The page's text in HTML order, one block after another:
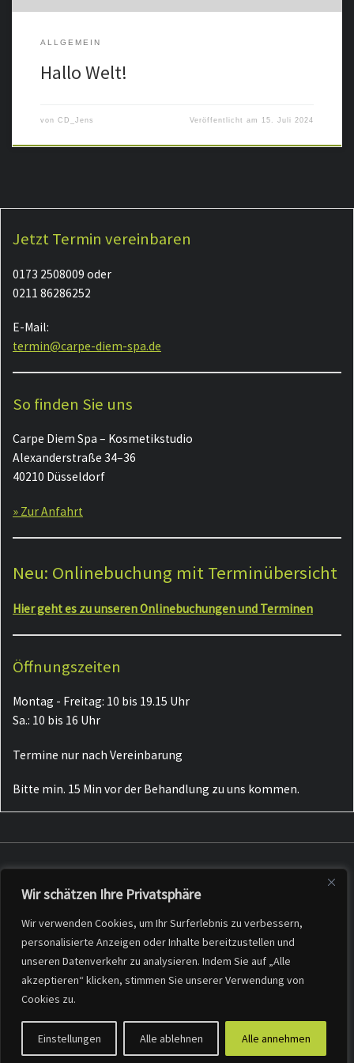
Wir schätzen Ihre Privatsphäre
Wir verwenden Cookies, um Ihr Surferlebnis zu verbessern,
personalisierte Anzeigen oder Inhalte bereitzustellen und
unseren Datenverkehr zu analysieren. Indem Sie auf „Alle
akzeptieren“ klicken, stimmen Sie unserer Verwendung von
Cookies zu.
Einstellungen Alle ablehnen Alle annehmen
ALLGEMEIN
Hallo Welt!
von CD_Jens Veröffentlicht am 15. Juli 2024
Jetzt Termin vereinbaren
0173 2508009 oder
0211 86286252
E-Mail:
termin@carpe-diem-spa.de
So finden Sie uns
Carpe Diem Spa – Kosmetikstudio
Alexanderstraße 34–36
40210 Düsseldorf
» Zur Anfahrt
Neu: Onlinebuchung mit Terminübersicht
Hier geht es zu unseren Onlinebuchungen und Terminen
Öffnungszeiten
Montag - Freitag: 10 bis 19.15 Uhr
Sa.: 10 bis 16 Uhr
Termine nur nach Vereinbarung
Bitte min. 15 Min vor der Behandlung zu uns kommen.
Datenschutzerklärung
Impressum
Bildnachweis
Präsentiert von